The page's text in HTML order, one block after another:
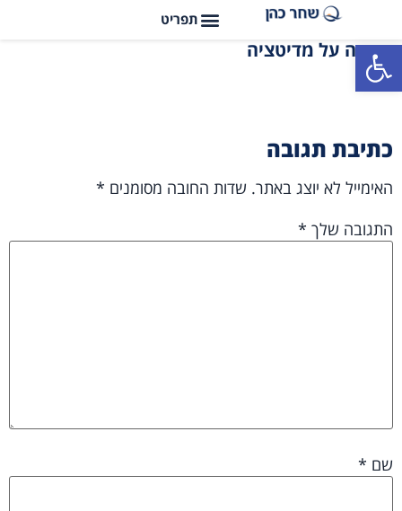
פתח סרגל נגישות
תודה על מדיטציה
כתיבת תגובה
האימייל לא יוצג באתר. שדות החובה מסומנים *
התגובה שלך *
שם *